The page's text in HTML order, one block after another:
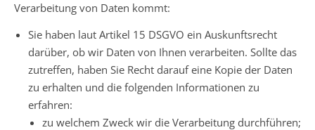
Verarbeitung von Daten kommt:
Sie haben laut Artikel 15 DSGVO ein Auskunftsrecht
darüber, ob wir Daten von Ihnen verarbeiten. Sollte das
zutreffen, haben Sie Recht darauf eine Kopie der Daten
zu erhalten und die folgenden Informationen zu
erfahren:
zu welchem Zweck wir die Verarbeitung durchführen;